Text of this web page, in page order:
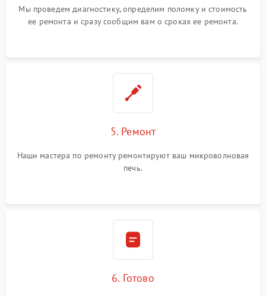
Мы проведем диагностику, определим поломку и стоимость
ее ремонта и сразу сообщим вам о сроках ее ремонта.
5. Ремонт
Наши мастера по ремонту ремонтируют ваш микроволновая
печь.
6. Готово